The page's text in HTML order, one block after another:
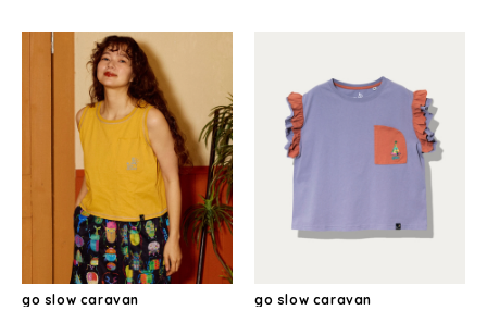
go slow caravan
go slow caravan